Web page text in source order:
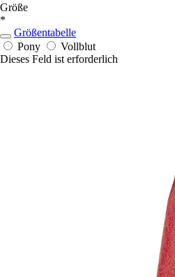
Größe
*
Größentabelle
Pony
Vollblut
Dieses Feld ist erforderlich